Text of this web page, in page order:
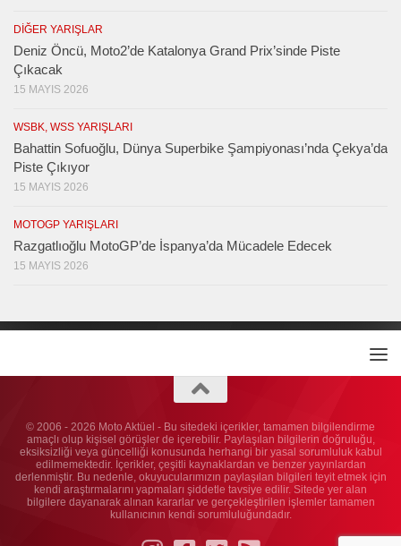
DIĞER YARIŞLAR
Deniz Öncü, Moto2’de Katalonya Grand Prix’sinde Piste
Çıkacak
15 MAYIS 2026
WSBK, WSS YARIŞLARI
Bahattin Sofuoğlu, Dünya Superbike Şampiyonası’nda Çekya’da
Piste Çıkıyor
15 MAYIS 2026
MOTOGP YARIŞLARI
Razgatlıoğlu MotoGP’de İspanya’da Mücadele Edecek
15 MAYIS 2026
© 2006 - 2026 Moto Aktüel - Bu sitedeki içerikler, tamamen bilgilendirme
amaçlı olup kişisel görüşler de içerebilir. Paylaşılan bilgilerin doğruluğu,
eksiksizliği veya güncelliği konusunda herhangi bir yasal sorumluluk kabul
edilmemektedir. İçerikler, çeşitli kaynaklardan ve benzer yayınlardan
derlenmiştir. Bu nedenle, okuyucularımızın paylaşılan bilgileri teyit etmek için
kendi araştırmalarını yapmaları şiddetle tavsiye edilir. Sitede yer alan
bilgilere dayanarak alınan kararlar ve gerçekleştirilen işlemler tamamen
kullanıcının kendi sorumluluğundadır.